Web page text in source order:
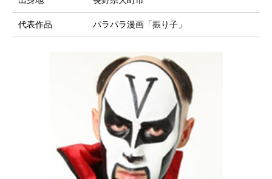
代表作品 パラパラ漫画「振り子」